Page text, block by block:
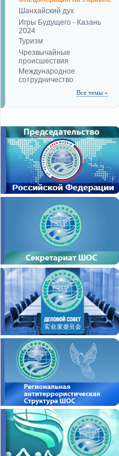
Шанхайский дух
Игры Будущего - Казань
2024
Туризм
Чрезвычайные
происшествия
Международное
сотрудничество
Все темы »